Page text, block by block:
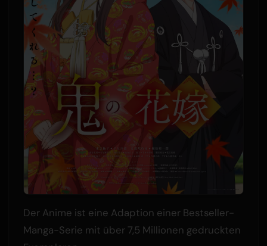
Der Anime ist eine Adaption einer Bestseller-
Manga-Serie mit über 7,5 Millionen gedruckten